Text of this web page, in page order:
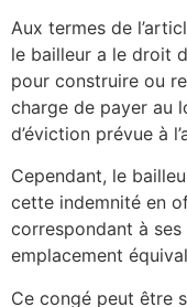
Aux termes de
le bailleur a le droit
pour construire ou
charge de payer au
d’éviction prévue à
Cependant, le
cette indemnité en
correspondant à
emplacement
Ce congé peut être